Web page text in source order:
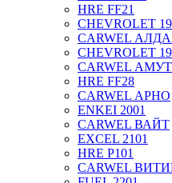
HRE FF21
CHEVROLET
CARWEL
CHEVROLET
CARWEL АМУТ
HRE FF28
CARWEL АРНО
ENKEI 2001
CARWEL ВАЙТ
EXCEL 2101
HRE P101
CARWEL